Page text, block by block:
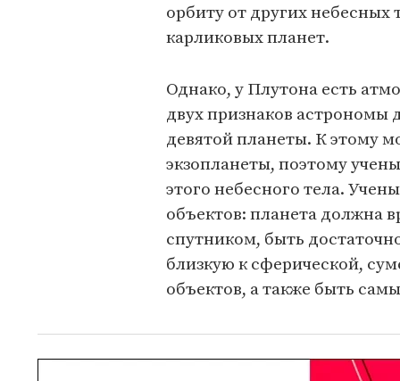
орбиту от других небесных
карликовых планет.
Однако, у Плутона есть
двух признаков астрономы
девятой планеты. К этому
экзопланеты, поэтому
этого небесного тела.
объектов: планета должна
спутником, быть
близкую к сферической,
объектов, а также быть